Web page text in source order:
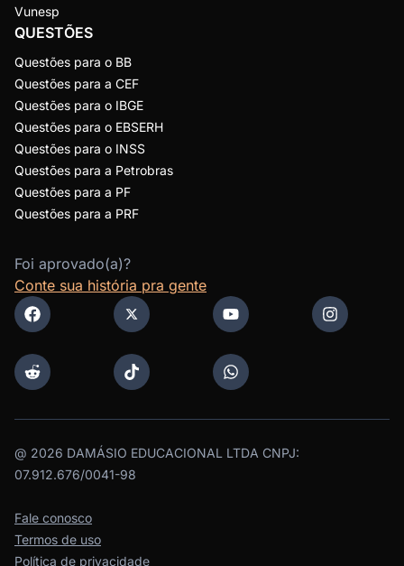
Vunesp
QUESTÕES
Questões para o BB
Questões para a CEF
Questões para o IBGE
Questões para o EBSERH
Questões para o INSS
Questões para a Petrobras
Questões para a PF
Questões para a PRF
Foi aprovado(a)?
Conte sua história pra gente
@ 2026 DAMÁSIO EDUCACIONAL LTDA CNPJ:
07.912.676/0041-98
Fale conosco
Termos de uso
Política de privacidade